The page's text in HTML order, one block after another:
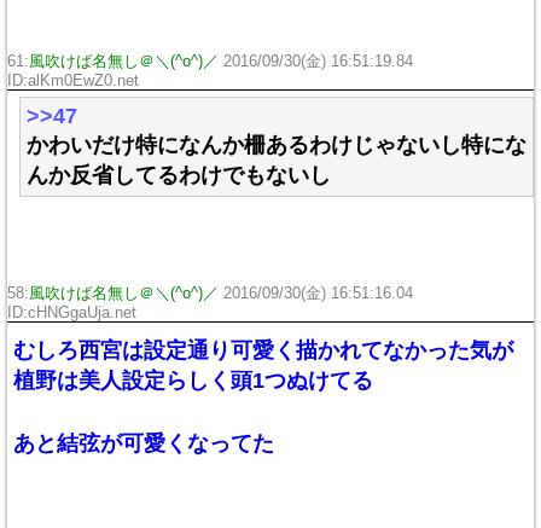
61:風吹けば名無し＠＼(^o^)／ 2016/09/30(金) 16:51:19.84
ID:alKm0EwZ0.net
>>47
かわいだけ特になんか柵あるわけじゃないし特にな
んか反省してるわけでもないし
58:風吹けば名無し＠＼(^o^)／ 2016/09/30(金) 16:51:16.04
ID:cHNGgaUja.net
むしろ西宮は設定通り可愛く描かれてなかった気が
植野は美人設定らしく頭1つぬけてる
あと結弦が可愛くなってた